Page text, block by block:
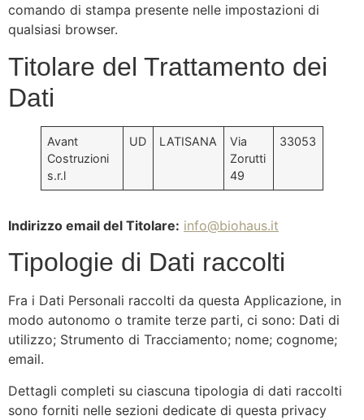
comando di stampa presente nelle impostazioni di
qualsiasi browser.
Titolare del Trattamento dei
Dati
Avant
Costruzioni
s.r.l
UD LATISANA
Via
Zorutti
49
33053
Indirizzo email del Titolare: info@biohaus.it
Tipologie di Dati raccolti
Fra i Dati Personali raccolti da questa Applicazione, in
modo autonomo o tramite terze parti, ci sono: Dati di
utilizzo; Strumento di Tracciamento; nome; cognome;
email.
Dettagli completi su ciascuna tipologia di dati raccolti
sono forniti nelle sezioni dedicate di questa privacy